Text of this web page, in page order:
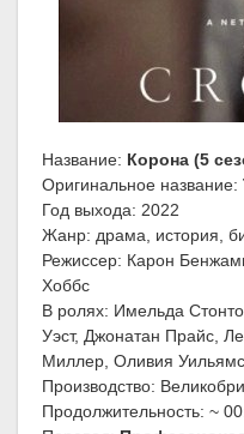
Название: Корона (5
Оригинальное название:
Год выхода: 2022
Жанр: драма, история,
Режиссер: Карон
Хоббс
В ролях: Имельда
Уэст, Джонатан Прайс,
Миллер, Оливия
Производство:
Продолжительность: ~